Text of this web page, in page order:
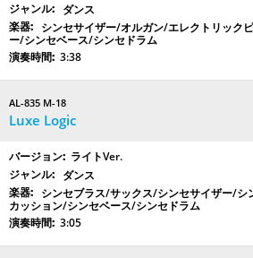
ダンス
シンセサイザー/オルガン/エレクトリック
ー/シンセベース/シンセドラム
3:38
AL-835 M-18
Luxe Logic
ライトVer.
ダンス
シンセブラス/サックス/シンセサイザー/
カッション/シンセベース/シンセドラム
3:05